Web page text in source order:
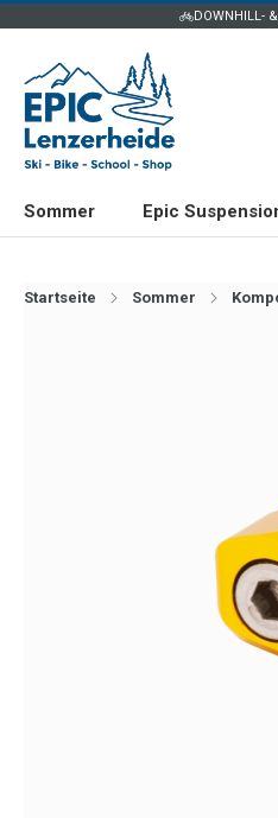
DOWNHILL-
Sommer Epic
Startseite Sommer